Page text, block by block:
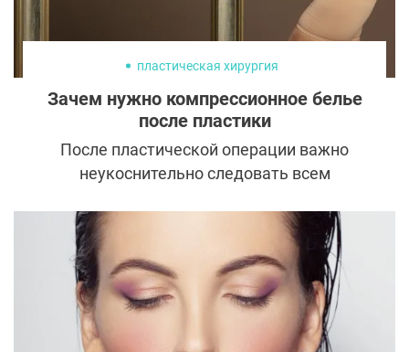
пластическая хирургия
Зачем нужно компрессионное белье
после пластики
После пластической операции важно
неукоснительно следовать всем
Один из наиболее важных аспектов —
ношение соответствующего
компрессионного белья. Следование
инструкциям хирурга по выбору
компрессионного белья обеспечит
плавное восстановление и улучшит